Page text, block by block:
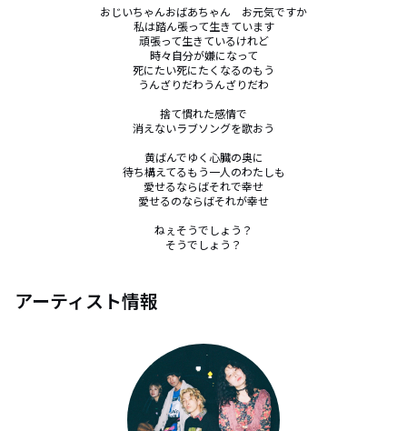
おじいちゃんおばあちゃん　お元気ですか
私は踏ん張って生きています
頑張って生きているけれど
時々自分が嫌になって
死にたい死にたくなるのもう
うんざりだわうんざりだわ
捨て慣れた感情で
消えないラブソングを歌おう
黄ばんでゆく心臓の奥に
待ち構えてるもう一人のわたしも
愛せるならばそれで幸せ
愛せるのならばそれが幸せ
ねぇそうでしょう？
そうでしょう？
アーティスト情報